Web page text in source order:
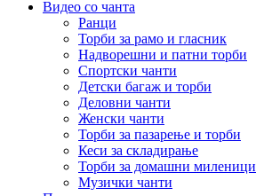
Видео со чанта
Ранци
Торби за рамо и гласник
Надворешни и патни торби
Спортски чанти
Детски багаж и торби
Деловни чанти
Женски чанти
Торби за пазарење и торби
Кеси за складирање
Торби за домашни миленици
Музички чанти